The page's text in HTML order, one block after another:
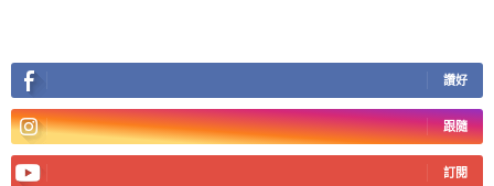
讚好
跟隨
訂閱